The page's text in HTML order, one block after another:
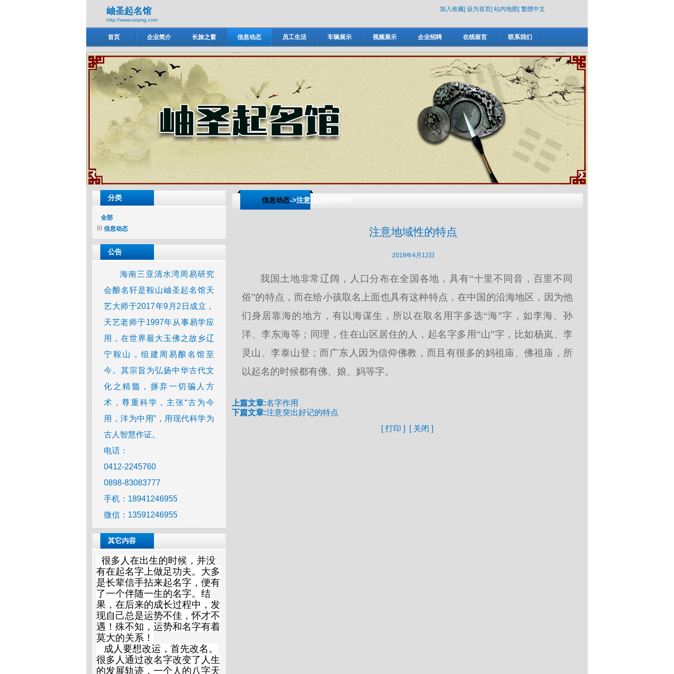
岫圣起名馆
http://www.xsqmg.com
加入收藏 设为首页 站内地图 繁體中文
首页 企业简介 长旅之窗 信息动态 员工生活 车辆展示 视频展示 企业招聘 在线留言 联系我们
岫圣起名馆
‹ ›
分类
全部
信息动态
公告
海南三亚清水湾周易研究
会酿名轩是鞍山岫圣起名馆天
艺大师于2017年9月2日成立，
天艺老师于1997年从事易学应
用，在世界最大玉佛之故乡辽
宁鞍山，组建周易酿名馆至
今。其宗旨为弘扬中华古代文
化之精髓，摒弃一切骗人方
术，尊重科学，主张“古为今
用，洋为中用”，用现代科学为
古人智慧作证。
电话：
0412-2245760
0898-83083777
手机：18941246955
微信：13591246955
其它内容
很多人在出生的时候，并没
有在起名字上做足功夫。大多
是长辈信手拈来起名字，便有
了一个伴随一生的名字。结
果，在后来的成长过程中，发
现自己总是运势不佳，怀才不
遇！殊不知，运势和名字有着
莫大的关系！
成人要想改运，首先改名。
很多人通过改名字改变了人生
的发展轨迹，一个人的八字天
信息动态->注意地域性的特点
注意地域性的特点
2019年4月12日
我国土地非常辽阔，人口分布在全国各地，具有“十里不同音，百里不同
俗”的特点，而在给小孩取名上面也具有这种特点，在中国的沿海地区，因为他
们身居靠海的地方，有以海谋生，所以在取名用字多选“海”字，如李海、孙
洋、李东海等；同理，住在山区居住的人，起名字多用“山”字，比如杨岚、李
灵山、李泰山登；而广东人因为信仰佛教，而且有很多的妈祖庙、佛祖庙，所
以起名的时候都有佛、娘、妈等字。
上篇文章:名字作用
下篇文章:注意突出好记的特点
[打印 ] [ 关闭 ]